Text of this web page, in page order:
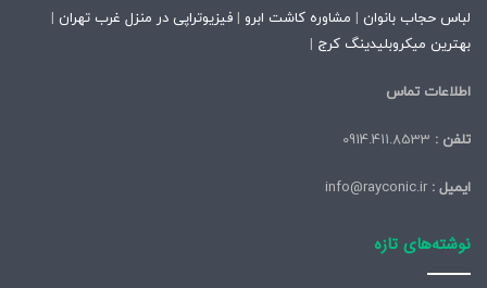
لباس حجاب بانوان | مشاوره کاشت ابرو | فیزیوتراپی در منزل غرب تهران |
بهترین میکروبلیدینگ کرج |
اطلاعات تماس
تلفن :
ایمیل :
نوشته‌های تازه